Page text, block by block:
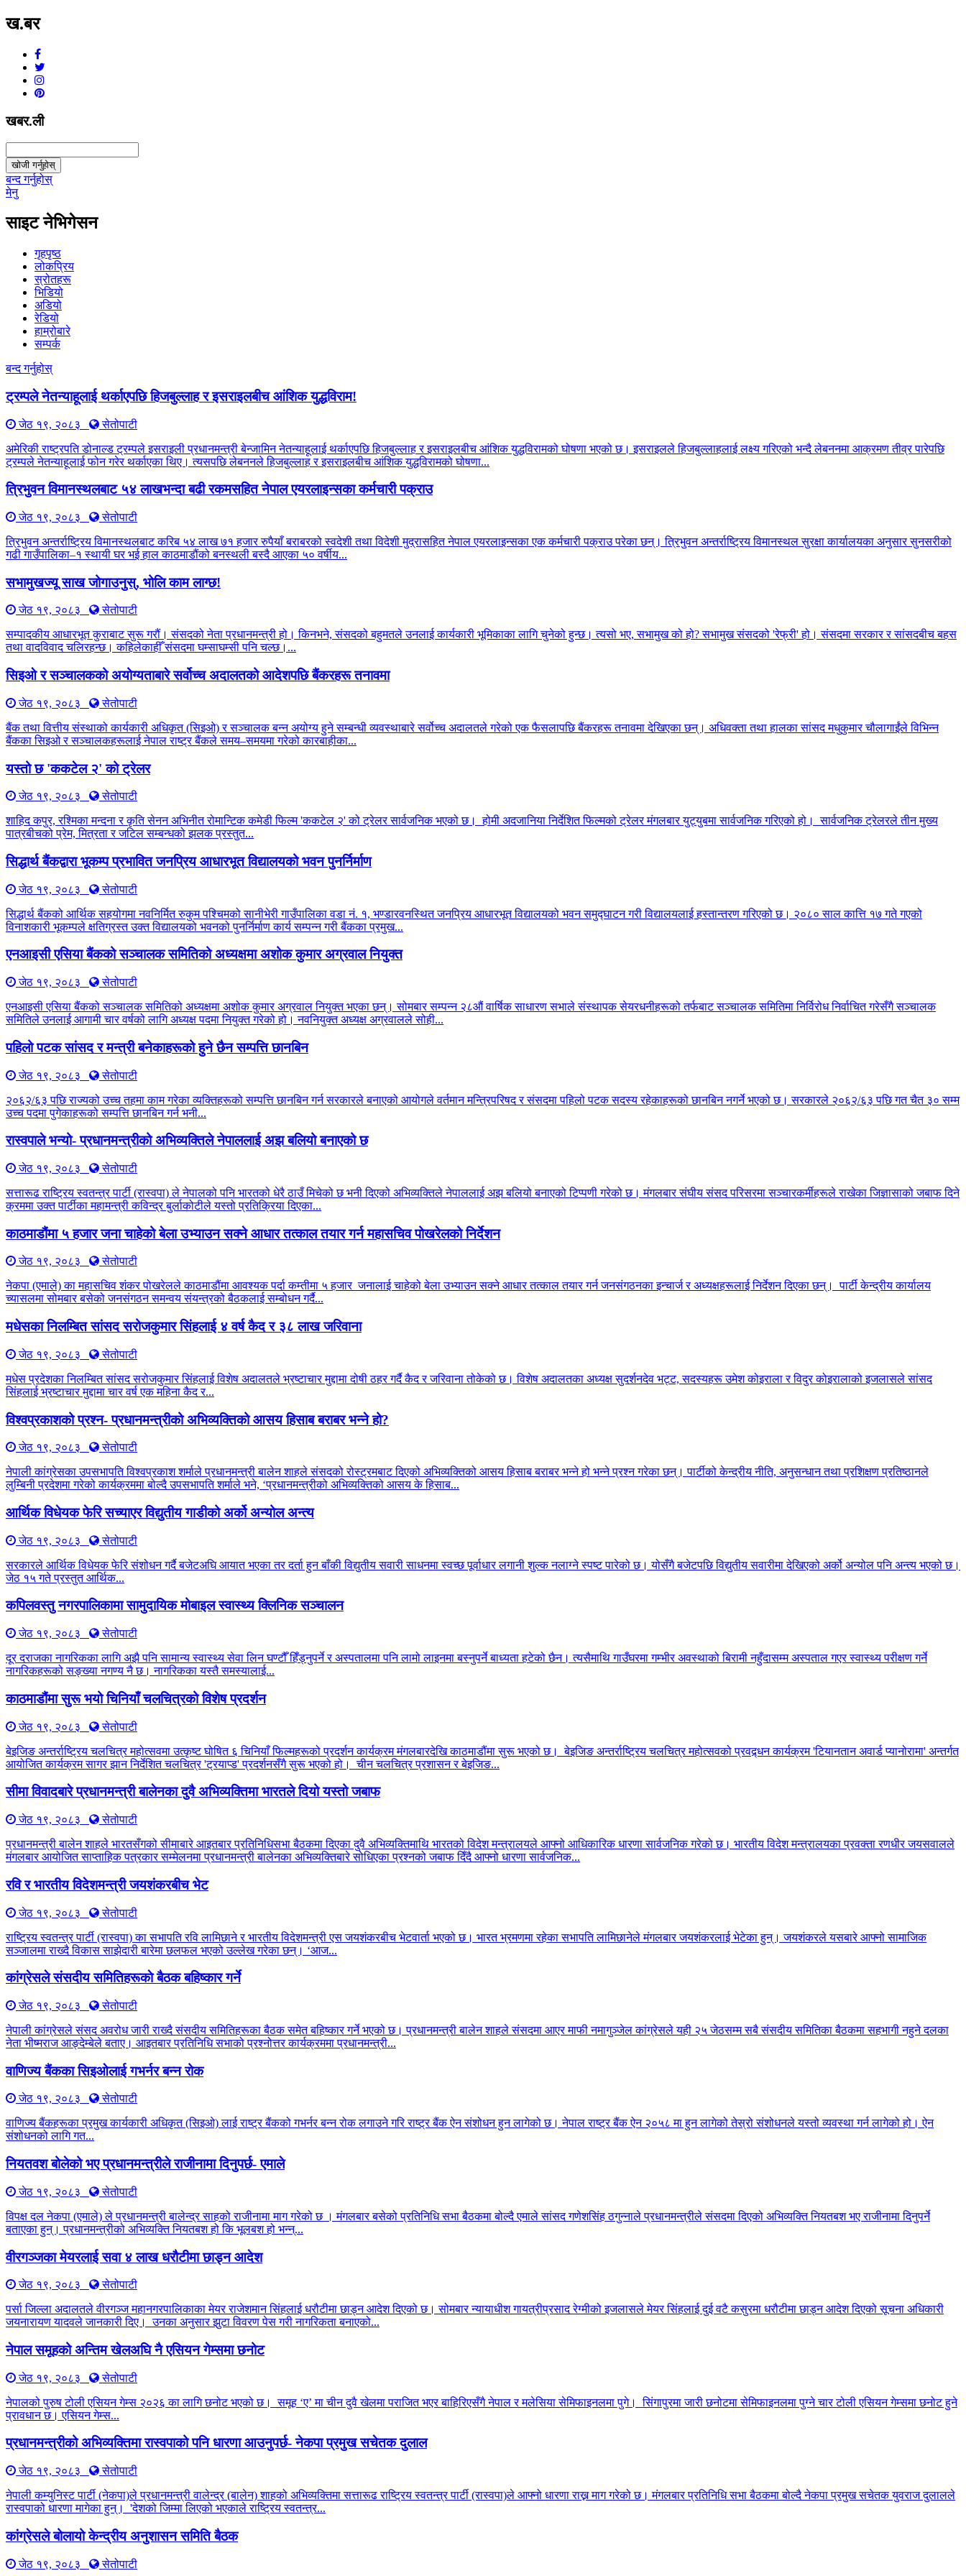
ख.बर
खबर.ली
खोजी गर्नुहोस्
बन्द गर्नुहोस्
मेनु
साइट नेभिगेसन
गृहपृष्ठ
लोकप्रिय
स्रोतहरू
भिडियो
अडियो
रेडियो
हाम्रोबारे
सम्पर्क
बन्द गर्नुहोस्
ट्रम्पले नेतन्याहूलाई थर्काएपछि हिजबुल्लाह र इसराइलबीच आंशिक युद्धविराम!
जेठ १९, २०८३
सेतोपाटी
अमेरिकी राष्ट्रपति डोनाल्ड ट्रम्पले इसराइली प्रधानमन्त्री बेन्जामिन नेतन्याहूलाई थर्काएपछि हिजबुल्लाह र इसराइलबीच आंशिक युद्धविरामको घोषणा भएको छ। इसराइलले हिजबुल्लाहलाई लक्ष्य गरिएको भन्दै लेबननमा आक्रमण तीव्र पारेपछि
ट्रम्पले नेतन्याहूलाई फोन गरेर थर्काएका थिए। त्यसपछि लेबननले हिजबुल्लाह र इसराइलबीच आंशिक युद्धविरामको घोषणा...
त्रिभुवन विमानस्थलबाट ५४ लाखभन्दा बढी रकमसहित नेपाल एयरलाइन्सका कर्मचारी पक्राउ
जेठ १९, २०८३
सेतोपाटी
त्रिभुवन अन्तर्राष्ट्रिय विमानस्थलबाट करिब ५४ लाख ७१ हजार रुपैयाँ बराबरको स्वदेशी तथा विदेशी मुद्रासहित नेपाल एयरलाइन्सका एक कर्मचारी पक्राउ परेका छन्। त्रिभुवन अन्तर्राष्ट्रिय विमानस्थल सुरक्षा कार्यालयका अनुसार सुनसरीको
गढी गाउँपालिका–१ स्थायी घर भई हाल काठमाडौंको बनस्थली बस्दै आएका ५० वर्षीय...
सभामुखज्यू साख जोगाउनुस्, भोलि काम लाग्छ!
जेठ १९, २०८३
सेतोपाटी
सम्पादकीय आधारभूत कुराबाट सुरू गरौं। संसदको नेता प्रधानमन्त्री हो। किनभने, संसदको बहुमतले उनलाई कार्यकारी भूमिकाका लागि चुनेको हुन्छ। त्यसो भए, सभामुख को हो? सभामुख संसदको 'रेफ्री' हो। संसदमा सरकार र सांसदबीच बहस
तथा वादविवाद चलिरहन्छ। कहिलेकाहीँ संसदमा घम्साघम्सी पनि चल्छ।...
सिइओ र सञ्चालकको अयोग्यताबारे सर्वोच्च अदालतको आदेशपछि बैंकरहरू तनावमा
जेठ १९, २०८३
सेतोपाटी
बैंक तथा वित्तीय संस्थाको कार्यकारी अधिकृत (सिइओ) र सञ्चालक बन्न अयोग्य हुने सम्बन्धी व्यवस्थाबारे सर्वोच्च अदालतले गरेको एक फैसलापछि बैंकरहरू तनावमा देखिएका छन्। अधिवक्ता तथा हालका सांसद मधुकुमार चौलागाईंले विभिन्न
बैंकका सिइओ र सञ्चालकहरूलाई नेपाल राष्ट्र बैंकले समय–समयमा गरेको कारबाहीका...
यस्तो छ 'ककटेल २' को ट्रेलर
जेठ १९, २०८३
सेतोपाटी
शाहिद कपुर, रश्मिका मन्दना र कृति सेनन अभिनीत रोमान्टिक कमेडी फिल्म 'ककटेल २' को ट्रेलर सार्वजनिक भएको छ। होमी अदजानिया निर्देशित फिल्मको ट्रेलर मंगलबार युट्युबमा सार्वजनिक गरिएको हो। सार्वजनिक ट्रेलरले तीन मुख्य
पात्रबीचको प्रेम, मित्रता र जटिल सम्बन्धको झलक प्रस्तुत...
सिद्धार्थ बैंकद्वारा भूकम्प प्रभावित जनप्रिय आधारभूत विद्यालयको भवन पुनर्निर्माण
जेठ १९, २०८३
सेतोपाटी
सिद्धार्थ बैंकको आर्थिक सहयोगमा नवनिर्मित रुकुम पश्चिमको सानीभेरी गाउँपालिका वडा नं. १, भण्डारवनस्थित जनप्रिय आधारभूत विद्यालयको भवन समुद्घाटन गरी विद्यालयलाई हस्तान्तरण गरिएको छ। २०८० साल कात्ति १७ गते गएको
विनाशकारी भूकम्पले क्षतिग्रस्त उक्त विद्यालयको भवनको पुनर्निर्माण कार्य सम्पन्न गरी बैंकका प्रमुख...
एनआइसी एसिया बैंकको सञ्चालक समितिको अध्यक्षमा अशोक कुमार अग्रवाल नियुक्त
जेठ १९, २०८३
सेतोपाटी
एनआइसी एसिया बैंकको सञ्चालक समितिको अध्यक्षमा अशोक कुमार अग्रवाल नियुक्त भएका छन्। सोमबार सम्पन्न २८औं वार्षिक साधारण सभाले संस्थापक सेयरधनीहरूको तर्फबाट सञ्चालक समितिमा निर्विरोध निर्वाचित गरेसँगै सञ्चालक
समितिले उनलाई आगामी चार वर्षको लागि अध्यक्ष पदमा नियुक्त गरेको हो। नवनियुक्त अध्यक्ष अग्रवालले सोही...
पहिलो पटक सांसद र मन्त्री बनेकाहरूको हुने छैन सम्पत्ति छानबिन
जेठ १९, २०८३
सेतोपाटी
२०६२/६३ पछि राज्यको उच्च तहमा काम गरेका व्यक्तिहरूको सम्पत्ति छानबिन गर्न सरकारले बनाएको आयोगले वर्तमान मन्त्रिपरिषद र संसदमा पहिलो पटक सदस्य रहेकाहरूको छानबिन नगर्ने भएको छ। सरकारले २०६२/६३ पछि गत चैत ३० सम्म
उच्च पदमा पुगेकाहरूको सम्पत्ति छानबिन गर्न भनी...
रास्वपाले भन्यो- प्रधानमन्त्रीको अभिव्यक्तिले नेपाललाई अझ बलियो बनाएको छ
जेठ १९, २०८३
सेतोपाटी
सत्तारूढ राष्ट्रिय स्वतन्त्र पार्टी (रास्वपा) ले नेपालको पनि भारतको धेरै ठाउँ मिचेको छ भनी दिएको अभिव्यक्तिले नेपाललाई अझ बलियो बनाएको टिप्पणी गरेको छ। मंगलबार संघीय संसद परिसरमा सञ्चारकर्मीहरूले राखेका जिज्ञासाको जबाफ दिने
क्रममा उक्त पार्टीका महामन्त्री कविन्द्र बुर्लाकोटीले यस्तो प्रतिक्रिया दिएका...
काठमाडौंमा ५ हजार जना चाहेको बेला उभ्याउन सक्ने आधार तत्काल तयार गर्न महासचिव पोखरेलको निर्देशन
जेठ १९, २०८३
सेतोपाटी
नेकपा (एमाले) का महासचिव शंकर पोखरेलले काठमाडौंमा आवश्यक पर्दा कम्तीमा ५ हजार जनालाई चाहेको बेला उभ्याउन सक्ने आधार तत्काल तयार गर्न जनसंगठनका इन्चार्ज र अध्यक्षहरूलाई निर्देशन दिएका छन्। पार्टी केन्द्रीय कार्यालय
च्यासलमा सोमबार बसेको जनसंगठन समन्वय संयन्त्रको बैठकलाई सम्बोधन गर्दै...
मधेसका निलम्बित सांसद सरोजकुमार सिंहलाई ४ वर्ष कैद र ३८ लाख जरिवाना
जेठ १९, २०८३
सेतोपाटी
मधेस प्रदेशका निलम्बित सांसद सरोजकुमार सिंहलाई विशेष अदालतले भ्रष्टाचार मुद्दामा दोषी ठहर गर्दै कैद र जरिवाना तोकेको छ। विशेष अदालतका अध्यक्ष सुदर्शनदेव भट्ट, सदस्यहरू उमेश कोइराला र विदुर कोइरालाको इजलासले सांसद
सिंहलाई भ्रष्टाचार मुद्दामा चार वर्ष एक महिना कैद र...
विश्वप्रकाशको प्रश्न- प्रधानमन्त्रीको अभिव्यक्तिको आसय हिसाब बराबर भन्ने हो?
जेठ १९, २०८३
सेतोपाटी
नेपाली कांग्रेसका उपसभापति विश्वप्रकाश शर्माले प्रधानमन्त्री बालेन शाहले संसदको रोस्ट्रमबाट दिएको अभिव्यक्तिको आसय हिसाब बराबर भन्ने हो भन्ने प्रश्न गरेका छन्। पार्टीको केन्द्रीय नीति, अनुसन्धान तथा प्रशिक्षण प्रतिष्ठानले
लुम्बिनी प्रदेशमा गरेको कार्यक्रममा बोल्दै उपसभापति शर्माले भने, ‘प्रधानमन्त्रीको अभिव्यक्तिको आसय के हिसाब...
आर्थिक विधेयक फेरि सच्याएर विद्युतीय गाडीको अर्को अन्योल अन्त्य
जेठ १९, २०८३
सेतोपाटी
सरकारले आर्थिक विधेयक फेरि संशोधन गर्दै बजेटअघि आयात भएका तर दर्ता हुन बाँकी विद्युतीय सवारी साधनमा स्वच्छ पूर्वाधार लगानी शुल्क नलाग्ने स्पष्ट पारेको छ। योसँगै बजेटपछि विद्युतीय सवारीमा देखिएको अर्को अन्योल पनि अन्त्य भएको छ।
जेठ १५ गते प्रस्तुत आर्थिक...
कपिलवस्तु नगरपालिकामा सामुदायिक मोबाइल स्वास्थ्य क्लिनिक सञ्चालन
जेठ १९, २०८३
सेतोपाटी
दूर दराजका नागरिकका लागि अझै पनि सामान्य स्वास्थ्य सेवा लिन घण्टौँ हिँड्नुपर्ने र अस्पतालमा पनि लामो लाइनमा बस्नुपर्ने बाध्यता हटेको छैन। त्यसैमाथि गाउँघरमा गम्भीर अवस्थाको बिरामी नहुँदासम्म अस्पताल गएर स्वास्थ्य परीक्षण गर्ने
नागरिकहरूको सङ्ख्या नगण्य नै छ। नागरिकका यस्तै समस्यालाई...
काठमाडौंमा सुरू भयो चिनियाँ चलचित्रको विशेष प्रदर्शन
जेठ १९, २०८३
सेतोपाटी
बेइजिङ अन्तर्राष्ट्रिय चलचित्र महोत्सवमा उत्कृष्ट घोषित ६ चिनियाँ फिल्महरूको प्रदर्शन कार्यक्रम मंगलबारदेखि काठमाडौंमा सुरू भएको छ। बेइजिङ अन्तर्राष्ट्रिय चलचित्र महोत्सवको प्रवद्र्धन कार्यक्रम 'टियानतान अवार्ड प्यानोरामा' अन्तर्गत
आयोजित कार्यक्रम सागर झान निर्देशित चलचित्र 'ट्रयाप्ड' प्रदर्शनसँगै सुरू भएको हो। चीन चलचित्र प्रशासन र बेइजिङ...
सीमा विवादबारे प्रधानमन्त्री बालेनका दुवै अभिव्यक्तिमा भारतले दियो यस्तो जबाफ
जेठ १९, २०८३
सेतोपाटी
प्रधानमन्त्री बालेन शाहले भारतसँगको सीमाबारे आइतबार प्रतिनिधिसभा बैठकमा दिएका दुवै अभिव्यक्तिमाथि भारतको विदेश मन्त्रालयले आफ्नो आधिकारिक धारणा सार्वजनिक गरेको छ। भारतीय विदेश मन्त्रालयका प्रवक्ता रणधीर जयसवालले
मंगलबार आयोजित साप्ताहिक पत्रकार सम्मेलनमा प्रधानमन्त्री बालेनका अभिव्यक्तिबारे सोधिएका प्रश्नको जबाफ दिँदै आफ्नो धारणा सार्वजनिक...
रवि र भारतीय विदेशमन्त्री जयशंकरबीच भेट
जेठ १९, २०८३
सेतोपाटी
राष्ट्रिय स्वतन्त्र पार्टी (रास्वपा) का सभापति रवि लामिछाने र भारतीय विदेशमन्त्री एस जयशंकरबीच भेटवार्ता भएको छ। भारत भ्रमणमा रहेका सभापति लामिछानेले मंगलबार जयशंकरलाई भेटेका हुन्। जयशंकरले यसबारे आफ्नो सामाजिक
सञ्जालमा राख्दै विकास साझेदारी बारेमा छलफल भएको उल्लेख गरेका छन्। ‘आज...
कांग्रेसले संसदीय समितिहरूकाे बैठक बहिष्कार गर्ने
जेठ १९, २०८३
सेतोपाटी
नेपाली कांग्रेसले संसद अवरोध जारी राख्दै संसदीय समितिहरूका बैठक समेत बहिष्कार गर्ने भएको छ। प्रधानमन्त्री बालेन शाहले संसदमा आएर माफी नमागुञ्जेल कांग्रेसले यही २५ जेठसम्म सबै संसदीय समितिका बैठकमा सहभागी नहुने दलका
नेता भीष्मराज आङ्देम्बेले बताए। आइतबार प्रतिनिधि सभाको प्रश्नोत्तर कार्यक्रममा प्रधानमन्त्री...
वाणिज्य बैंकका सिइओलाई गभर्नर बन्न रोक
जेठ १९, २०८३
सेतोपाटी
वाणिज्य बैंकहरूका प्रमुख कार्यकारी अधिकृत (सिइओ) लाई राष्ट्र बैंकको गभर्नर बन्न रोक लगाउने गरि राष्ट्र बैंक ऐन संशोधन हुन लागेको छ। नेपाल राष्ट्र बैंक ऐन २०५८ मा हुन लागेको तेस्रो संशोधनले यस्तो व्यवस्था गर्न लागेको हो। ऐन
संशोधनको लागि गत...
नियतवश बोलेको भए प्रधानमन्त्रीले राजीनामा दिनुपर्छ- एमाले
जेठ १९, २०८३
सेतोपाटी
विपक्ष दल नेकपा (एमाले) ले प्रधानमन्त्री बालेन्द्र साहको राजीनामा माग गरेको छ । मंगलबार बसेको प्रतिनिधि सभा बैठकमा बोल्दै एमाले सांसद गणेशसिंह ठगुन्नाले प्रधानमन्त्रीले संसदमा दिएको अभिव्यक्ति नियतबश भए राजीनामा दिनुपर्ने
बताएका हुन्। प्रधानमन्त्रीको अभिव्यक्ति नियतबश हो कि भूलबश हो भन्न्...
वीरगञ्जका मेयरलाई सवा ४ लाख धरौटीमा छाड्न आदेश
जेठ १९, २०८३
सेतोपाटी
पर्सा जिल्ला अदालतले वीरगञ्ज महानगरपालिकाका मेयर राजेशमान सिंहलाई धरौटीमा छाड्न आदेश दिएको छ। सोमबार न्यायाधीश गायत्रीप्रसाद रेग्मीको इजलासले मेयर सिंहलाई दुई वटै कसुरमा धरौटीमा छाड्न आदेश दिएको सूचना अधिकारी
जयनारायण यादवले जानकारी दिए। उनका अनुसार झुटा विवरण पेस गरी नागरिकता बनाएको...
नेपाल समूहको अन्तिम खेलअघि नै एसियन गेम्समा छनोट
जेठ १९, २०८३
सेतोपाटी
नेपालको पुरुष टोली एसियन गेम्स २०२६ का लागि छनोट भएको छ। समूह ‘ए’ मा चीन दुवै खेलमा पराजित भएर बाहिरिएसँगै नेपाल र मलेसिया सेमिफाइनलमा पुगे। सिंगापुरमा जारी छनोटमा सेमिफाइनलमा पुग्ने चार टोली एसियन गेम्समा छनोट हुने
प्रावधान छ। एसियन गेम्स...
प्रधानमन्त्रीको अभिव्यक्तिमा रास्वपाको पनि धारणा आउनुपर्छ- नेकपा प्रमुख सचेतक दुलाल
जेठ १९, २०८३
सेतोपाटी
नेपाली कम्युनिस्ट पार्टी (नेकपा)ले प्रधानमन्त्री वालेन्द्र (बालेन) शाहको अभिव्यक्तिमा सत्तारूढ राष्ट्रिय स्वतन्त्र पार्टी (रास्वपा)ले आफ्नो धारणा राख्न माग गरेको छ। मंगलबार प्रतिनिधि सभा बैठकमा बोल्दै नेकपा प्रमुख सचेतक युवराज दुलालले
रास्वपाको धारणा मागेका हुन्। 'देशको जिम्मा लिएको भएकाले राष्ट्रिय स्वतन्त्र...
कांग्रेसले बोलायो केन्द्रीय अनुशासन समिति बैठक
जेठ १९, २०८३ सेतोपाटी